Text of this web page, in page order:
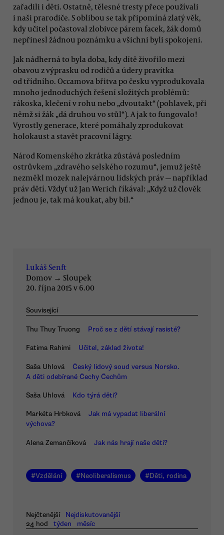
zařadili i děti. Ostatně, tělesné tresty přece používali
i naši prarodiče. S oblibou se tak připomíná zlatý věk,
kdy učitel počastoval zlobivce párem facek, žák domů
nepřinesl žádnou poznámku a všichni byli spokojeni.
Jak nádherná to byla doba, kdy dítě živořilo mezi
obavou z výprasku od rodičů a údery pravítka
od třídního. Occamova břitva po česku vyprodukovala
mnoho jednoduchých řešení složitých problémů:
rákoska, klečení v rohu nebo „dvoutakt“ (pohlavek, při
němž si žák „dá druhou vo stůl“). A jak to fungovalo!
Vyrostly generace, které pomáhaly zprodukovat
holokaust a stavět pracovní lágry.
Národ Komenského zkrátka zůstává posledním
ostrůvkem „zdravého selského rozumu“, jemuž ještě
nezměkl mozek nalejvárnou lidských práv — například
práv dětí. Vždyť už Jan Werich říkával: „Když už člověk
jednou je, tak má koukat, aby bil.“
Lukáš Senft
Domov → Sloupek
20. října 2015 v 6.00
Související
Thu Thuy Truong Proč se z dětí stávají rasisté?
Fatima Rahimi Učitel, základ života!
Saša Uhlová
Český lidový soud versus Norsko.
A děti odebírané Čechy Čechům
Saša Uhlová Kdo týrá děti?
Markéta Hrbková
Jak má vypadat liberální
výchova?
Alena Zemančíková Jak nás hrají naše děti?
#Vzdělání #Neoliberalismus #Děti, rodina
Nejčtenější
Nejdiskutovanější
24 hod
týden měsíc